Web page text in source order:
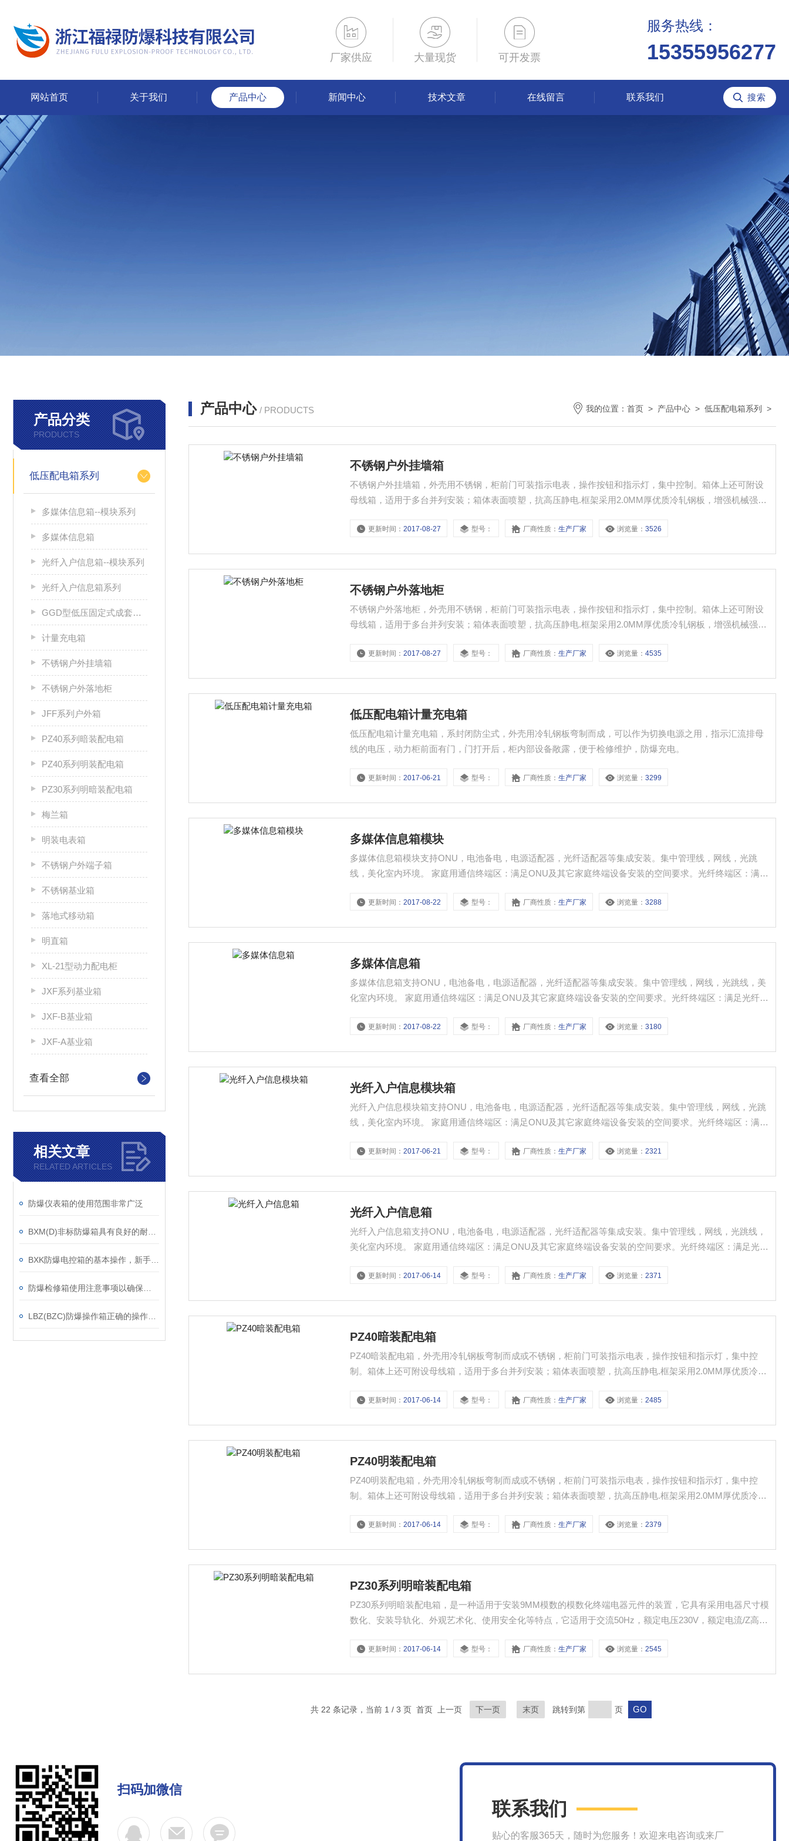
厂家供应 大量现货 可开发票
服务热线：
15355956277
网站首页 关于我们 产品中心 新闻中心 技术文章 在线留言 联系我们
产品分类
PRODUCTS
低压配电箱系列
多媒体信息箱--模块系列
多媒体信息箱
光纤入户信息箱--模块系列
光纤入户信息箱系列
GGD型低压固定式成套开关设备
计量充电箱
不锈钢户外挂墙箱
不锈钢户外落地柜
JFF系列户外箱
PZ40系列暗装配电箱
PZ40系列明装配电箱
PZ30系列明暗装配电箱
梅兰箱
明装电表箱
不锈钢户外端子箱
不锈钢基业箱
落地式移动箱
明直箱
XL-21型动力配电柜
JXF系列基业箱
JXF-B基业箱
JXF-A基业箱
查看全部
相关文章
RELATED ARTICLES
防爆仪表箱的使用范围非常广泛
产品中心 / PRODUCTS 我的位置： 首页 > 产品中心 > 低压配电箱系列 >
不锈钢户外挂墙箱
不锈钢户外挂墙箱，外壳用不锈钢，柜前门可装指示电表，操作按钮和指示灯，集中控制。箱体上还可附设
母线箱，适用于多台并列安装；箱体表面喷塑，抗高压静电.框架采用2.0MM厚优质冷轧钢板，增强机械强度
更新时间：2017-08-27 型号： 厂商性质：生产厂家 浏览量：3526
不锈钢户外落地柜
不锈钢户外落地柜，外壳用不锈钢，柜前门可装指示电表，操作按钮和指示灯，集中控制。箱体上还可附设
母线箱，适用于多台并列安装；箱体表面喷塑，抗高压静电.框架采用2.0MM厚优质冷轧钢板，增强机械强度
更新时间：2017-08-27 型号： 厂商性质：生产厂家 浏览量：4535
低压配电箱计量充电箱
低压配电箱计量充电箱，系封闭防尘式，外壳用冷轧钢板弯制而成，可以作为切换电源之用，指示汇流排母
线的电压，动力柜前面有门，门打开后，柜内部设备敞露，便于检修维护，防爆充电。
更新时间：2017-06-21 型号： 厂商性质：生产厂家 浏览量：3299
多媒体信息箱模块
多媒体信息箱模块支持ONU，电池备电，电源适配器，光纤适配器等集成安装。集中管理线，网线，光跳
线，美化室内环境。 家庭用通信终端区：满足ONU及其它家庭终端设备安装的空间要求。光纤终端区：满足
更新时间：2017-08-22 型号： 厂商性质：生产厂家 浏览量：3288
多媒体信息箱
多媒体信息箱支持ONU，电池备电，电源适配器，光纤适配器等集成安装。集中管理线，网线，光跳线，美
化室内环境。 家庭用通信终端区：满足ONU及其它家庭终端设备安装的空间要求。光纤终端区：满足光纤接
更新时间：2017-08-22 型号： 厂商性质：生产厂家 浏览量：3180
光纤入户信息模块箱
光纤入户信息模块箱支持ONU，电池备电，电源适配器，光纤适配器等集成安装。集中管理线，网线，光跳
线，美化室内环境。 家庭用通信终端区：满足ONU及其它家庭终端设备安装的空间要求。光纤终端区：满足
更新时间：2017-06-21 型号： 厂商性质：生产厂家 浏览量：2321
光纤入户信息箱
光纤入户信息箱支持ONU，电池备电，电源适配器，光纤适配器等集成安装。集中管理线，网线，光跳线，
美化室内环境。 家庭用通信终端区：满足ONU及其它家庭终端设备安装的空间要求。光纤终端区：满足光纤
更新时间：2017-06-14 型号： 厂商性质：生产厂家 浏览量：2371
PZ40暗装配电箱
PZ40暗装配电箱，外壳用冷轧钢板弯制而成或不锈钢，柜前门可装指示电表，操作按钮和指示灯，集中控
制。箱体上还可附设母线箱，适用于多台并列安装；箱体表面喷塑，抗高压静电.框架采用2.0MM厚优质冷轧
限制.更新时间：2017-06-14 型号： 厂商性质：生产厂家 浏览量：2485
PZ40明装配电箱
PZ40明装配电箱，外壳用冷轧钢板弯制而成或不锈钢，柜前门可装指示电表，操作按钮和指示灯，集中控
制。箱体上还可附设母线箱，适用于多台并列安装；箱体表面喷塑，抗高压静电.框架采用2.0MM厚优质冷轧
限制.更新时间：2017-06-14 型号： 厂商性质：生产厂家 浏览量：2379
PZ30系列明暗装配电箱
PZ30系列明暗装配电箱，是一种适用于安装9MM模数的模数化终端电器元件的装置，它具有采用电器尺寸模
数化、安装导轨化、外观艺术化、使用安全化等特点，它适用于交流50Hz，额定电压230V，额定电流/Z高持
更新时间：2017-06-14 型号： 厂商性质：生产厂家 浏览量：2545
共 22 条记录，当前 1 / 3 页 首页 上一页 下一页 末页 跳转到第 页
扫码加微信
联系我们
贴心的客服365天，随时为您服务！欢迎来电咨询或来厂